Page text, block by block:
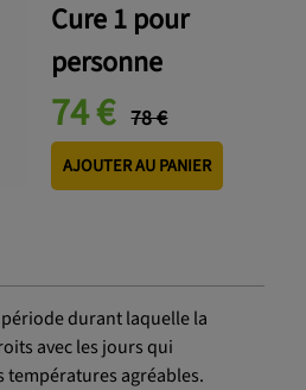
Cure 1 pour
personne
74 € 78 €
AJOUTER AU PANIER
durant laquelle la
avec les jours qui
températures agréables.